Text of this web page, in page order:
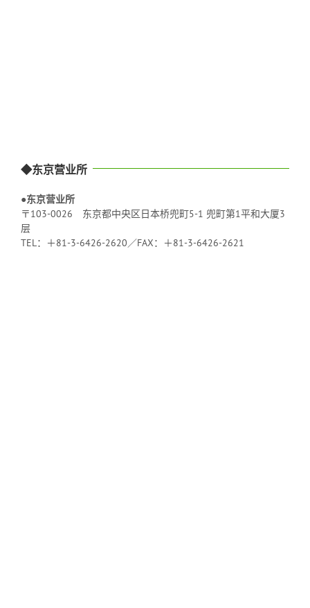
◆东京营业所
●东京营业所
〒103-0026 东京都中央区日本桥兜町5-1 兜町第1平和大厦3
层
TEL：＋81-3-6426-2620／FAX：＋81-3-6426-2621